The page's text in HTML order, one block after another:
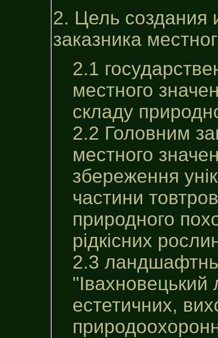
2. Цель создания
заказника
2.1
местного
складу
2.2 Головним
местного
збереження
частини
природного
рідкісних
2.3
"Iвахновецький
естетичних,